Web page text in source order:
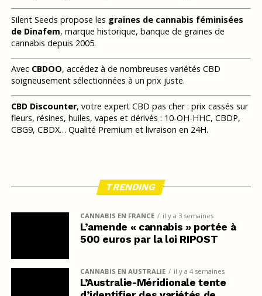
Silent Seeds propose les graines de cannabis féminisées
de Dinafem, marque historique, banque de graines de
cannabis depuis 2005.
Avec CBDOO, accédez à de nombreuses variétés CBD
soigneusement sélectionnées à un prix juste.
CBD Discounter, votre expert CBD pas cher : prix cassés sur
fleurs, résines, huiles, vapes et dérivés : 10-OH-HHC, CBDP,
CBG9, CBDX… Qualité Premium et livraison en 24H.
TRENDING
CANNABIS EN FRANCE il y a 3 semaines
L’amende « cannabis » portée à
500 euros par la loi RIPOST
CANNABIS EN AUSTRALIE il y a 4 semaines
L’Australie-Méridionale tente